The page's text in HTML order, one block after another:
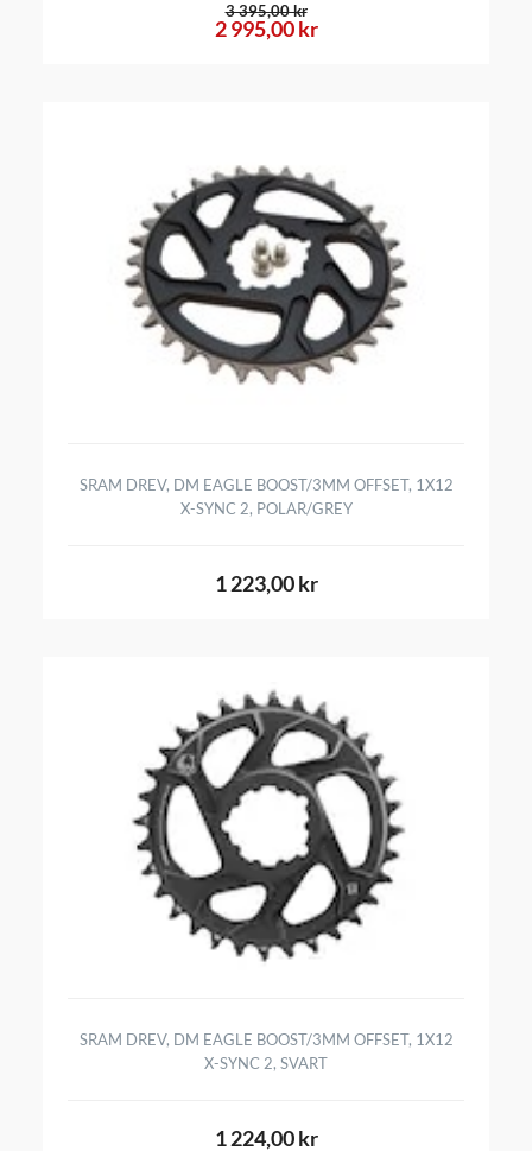
2 995,00 kr
3 395,00 kr
SRAM DREV, DM EAGLE BOOST/3MM OFFSET, 1X12
X-SYNC 2, POLAR/GREY
1 223,00 kr
SRAM DREV, DM EAGLE BOOST/3MM OFFSET, 1X12
X-SYNC 2, SVART
1 224,00 kr